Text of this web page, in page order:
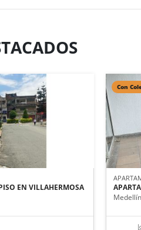
EN VILLAHERMOSA
Con